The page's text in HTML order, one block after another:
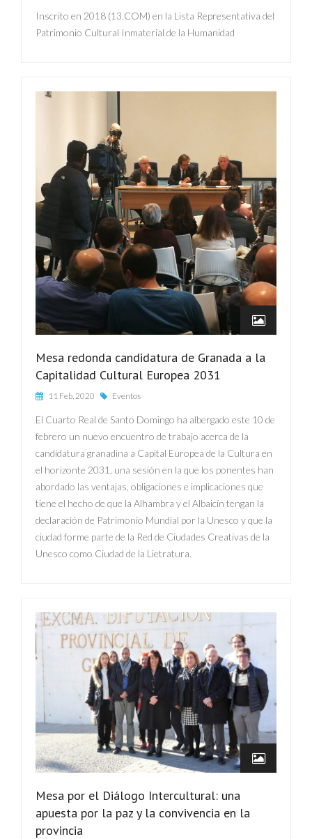
Inscrito en 2018 (13.COM) en la Lista Representativa del
Patrimonio Cultural Inmaterial de la Humanidad
Mesa redonda candidatura de Granada a la
Capitalidad Cultural Europea 2031
11 Feb, 2020 Eventos
El Cuarto Real de Santo Domingo ha albergado este 10 de
febrero un nuevo encuentro de trabajo acerca de la
candidatura granadina a Capital Europea de la Cultura en
el horizonte 2031, una sesión en la que los ponentes han
abordado las ventajas, obligaciones e implicaciones que
tiene el hecho de que la Alhambra y el Albaicín tengan la
declaración de Patrimonio Mundial por la Unesco y que la
ciudad forme parte de la Red de Ciudades Creativas de la
Unesco como Ciudad de la Lietratura.
Mesa por el Diálogo Intercultural: una
apuesta por la paz y la convivencia en la
provincia